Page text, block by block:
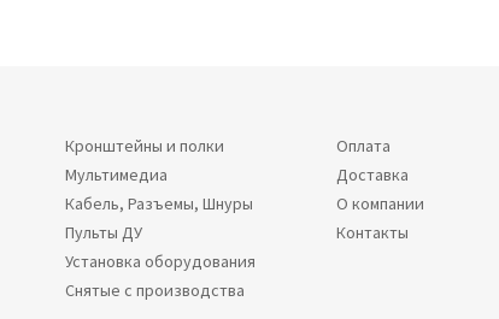
Кронштейны и полки
Мультимедиа
Кабель, Разъемы, Шнуры
Пульты ДУ
Установка оборудования
Снятые с производства
Оплата
Доставка
О компании
Контакты